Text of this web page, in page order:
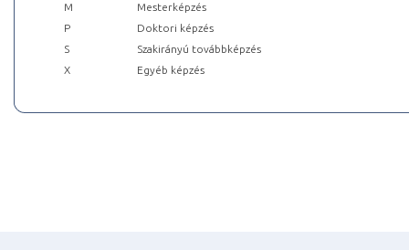
M
Mesterképzés
P
Doktori képzés
S
Szakirányú továbbképzés
X
Egyéb képzés